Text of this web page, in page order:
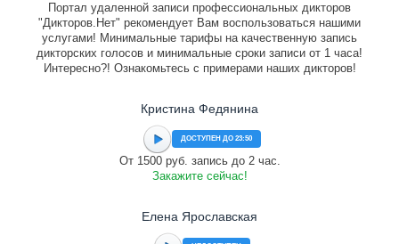
Портал удаленной записи профессиональных дикторов
"Дикторов.Нет" рекомендует Вам воспользоваться нашими
услугами! Минимальные тарифы на качественную запись
дикторских голосов и минимальные сроки записи от 1 часа!
Интересно?! Ознакомьтесь с примерами наших дикторов!
Кристина Федянина
ДОСТУПЕН ДО 23:50
От 1500 руб. запись до 2 час.
Закажите сейчас!
Елена Ярославская